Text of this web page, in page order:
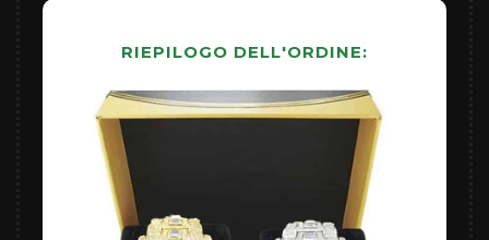
RIEPILOGO DELL'ORDINE: